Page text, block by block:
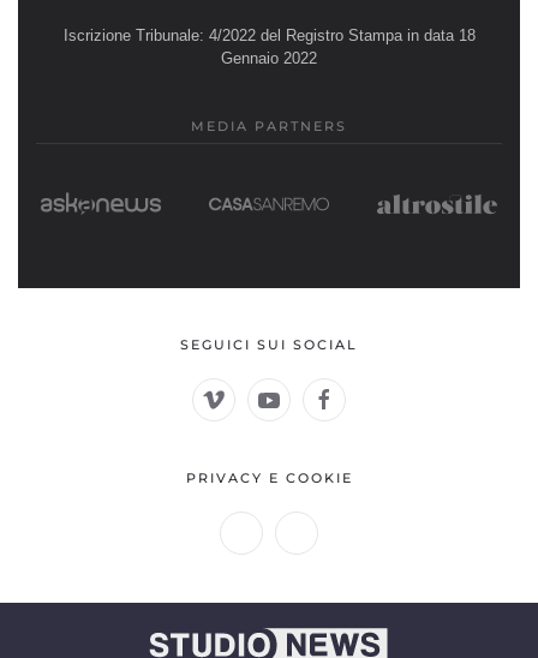
Iscrizione Tribunale: 4/2022 del Registro Stampa in data 18
Gennaio 2022
MEDIA PARTNERS
SEGUICI SUI SOCIAL
PRIVACY E COOKIE